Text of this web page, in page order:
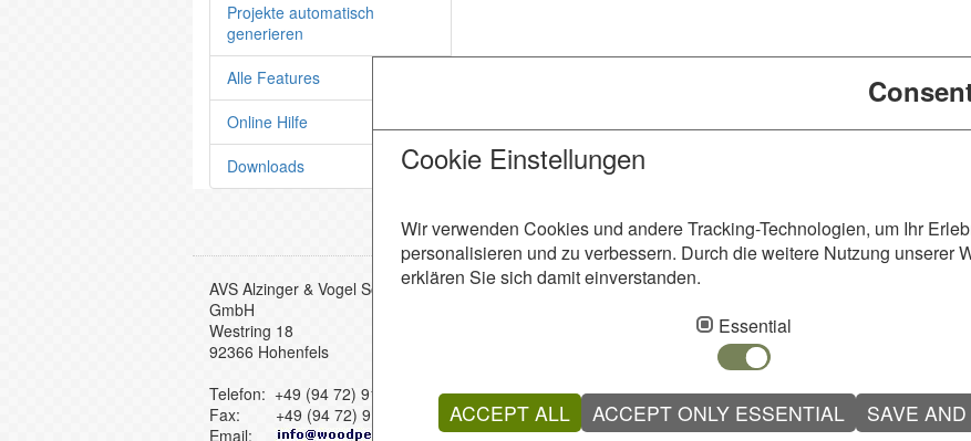
Projekte automatisch
generieren
Alle Features
Online Hilfe
Downloads
AVS Alzinger & Vogel Softwareentwicklungs
GmbH
Westring 18
92366 Hohenfels
Telefon: +49 (94 72) 91 12 - 0
Fax: +49 (94 72) 91 12 - 10
Email:
Cookie Einstellungen
Wir verwenden Cookies und andere Tracking-Technologien, um Ihr
personalisieren und zu verbessern. Durch die weitere Nutzung unserer
erklären Sie sich damit einverstanden.
Essential
ACCEPT ALL ACCEPT ONLY ESSENTIAL SAVE